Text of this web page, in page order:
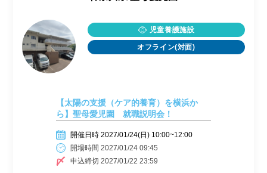
児童養護施設
オフライン(対面)
【太陽の支援（ケア的養育）を横浜か
ら】聖母愛児園 就職説明会！
開催日時 2027/01/24(日) 10:00~12:00
開場時間 2027/01/24 09:45
申込締切 2027/01/22 23:59